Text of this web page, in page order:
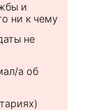
и
ни к чему
не
а об